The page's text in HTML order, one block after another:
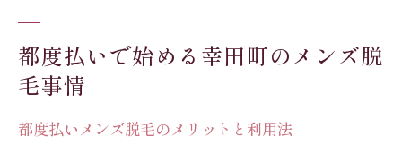
都度払いで始める幸田町のメンズ脱
毛事情
都度払いメンズ脱毛のメリットと利用法